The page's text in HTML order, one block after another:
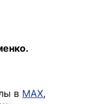
в MAX,